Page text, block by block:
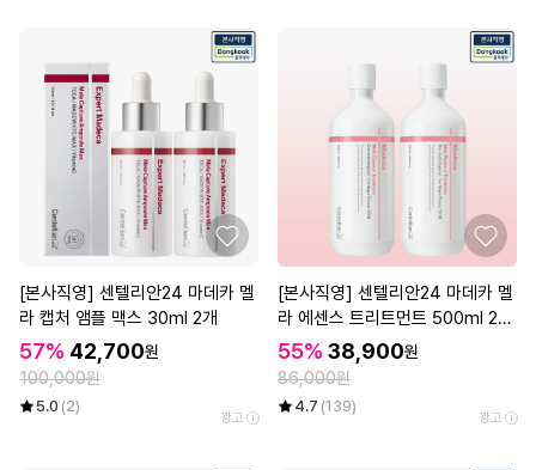
[본사직영] 센텔리안24 마데카 멜
라 캡처 앰플 맥스 30ml 2개
57% 42,700원
100,000원
5.0 (2)
광고
[본사직영] 센텔리안24 마데카 멜
라 에센스 트리트먼트 500ml 2개
(대용량 기미 에센스)
55% 38,900원
86,000원
4.7 (139)
광고